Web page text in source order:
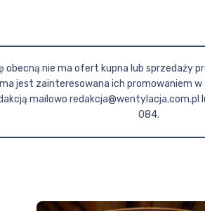
obecną nie ma ofert kupna lub sprzedaży
jest zainteresowana ich promowaniem
mailowo
084.